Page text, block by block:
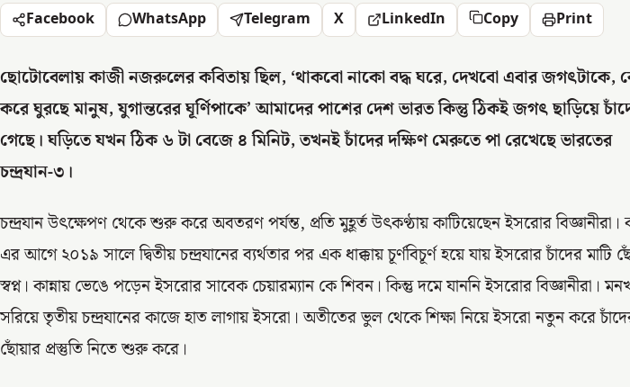
Facebook WhatsApp Telegram X LinkedIn Copy Print
ছোটোবেলায় কাজী নজরুলের কবিতায় ছিল, ‘থাকবো নাকো বদ্ধ ঘরে, দেখবো এবার জগৎটাকে,
করে ঘুরছে মানুষ, যুগান্তরের ঘূর্ণিপাকে’ আমাদের পাশের দেশ ভারত কিন্তু ঠিকই জগৎ ছাড়িয়ে
গেছে। ঘড়িতে যখন ঠিক ৬ টা বেজে ৪ মিনিট, তখনই চাঁদের দক্ষিণ মেরুতে পা রেখেছে ভারতের
চন্দ্রযান-৩।
চন্দ্রযান উৎক্ষেপণ থেকে শুরু করে অবতরণ পর্যন্ত, প্রতি মুহূর্ত উৎকণ্ঠায় কাটিয়েছেন ইসরোর বিজ্ঞানীরা।
এর আগে ২০১৯ সালে দ্বিতীয় চন্দ্রযানের ব্যর্থতার পর এক ধাক্কায় চূর্ণবিচূর্ণ হয়ে যায় ইসরোর চাঁদের মাটি
স্বপ্ন। কান্নায় ভেঙে পড়েন ইসরোর সাবেক চেয়ারম্যান কে শিবন। কিন্তু দমে যাননি ইসরোর বিজ্ঞানীরা।
সরিয়ে তৃতীয় চন্দ্রযানের কাজে হাত লাগায় ইসরো। অতীতের ভুল থেকে শিক্ষা নিয়ে ইসরো নতুন করে
ছোঁয়ার প্রস্তুতি নিতে শুরু করে।